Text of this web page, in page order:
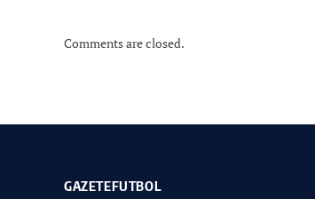
Comments are closed.
GAZETEFUTBOL